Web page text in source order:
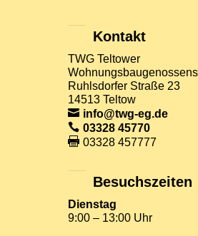
Kontakt
TWG Teltower
Ruhlsdorfer Straße 23
14513 Teltow
info@twg-eg.de
03328 45770
03328 457777
Besuchszeiten
Dienstag
9:00 – 13:00 Uhr